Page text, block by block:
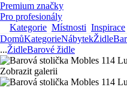
Premium značky
Pro profesionály
Kategorie Místnosti Inspirace
DomůKategorieNábytekŽidle
...ŽidleBarové židle
Zobrazit galerii